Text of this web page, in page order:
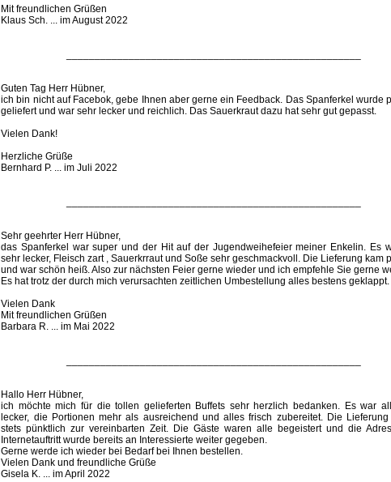
Mit freundlichen Grüßen
Klaus Sch. ... im August 2022
Guten Tag Herr Hübner,
ich bin nicht auf Facebok, gebe Ihnen aber gerne ein Feedback. Das Spanferkel wurde
geliefert und war sehr lecker und reichlich. Das Sauerkraut dazu hat sehr gut gepasst.
Vielen Dank!
Herzliche Grüße
Bernhard P. ... im Juli 2022
Sehr geehrter Herr Hübner,
das Spanferkel war super und der Hit auf der Jugendweihefeier meiner Enkelin. Es
sehr lecker, Fleisch zart , Sauerkrraut und Soße sehr geschmackvoll. Die Lieferung kam
und war schön heiß. Also zur nächsten Feier gerne wieder und ich empfehle Sie gerne
Es hat trotz der durch mich verursachten zeitlichen Umbestellung alles bestens geklappt.
Vielen Dank
Mit freundlichen Grüßen
Barbara R. ... im Mai 2022
Hallo Herr Hübner,
ich möchte mich für die tollen gelieferten Buffets sehr herzlich bedanken. Es war
lecker, die Portionen mehr als ausreichend und alles frisch zubereitet. Die Lieferung
stets pünktlich zur vereinbarten Zeit. Die Gäste waren alle begeistert und die
Internetauftritt wurde bereits an Interessierte weiter gegeben.
Gerne werde ich wieder bei Bedarf bei Ihnen bestellen.
Vielen Dank und freundliche Grüße
Gisela K. ... im April 2022